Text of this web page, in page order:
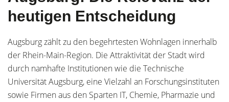
heutigen Entscheidung
Augsburg zählt zu den begehrtesten Wohnlagen innerhalb
der Rhein-Main-Region. Die Attraktivität der Stadt wird
durch namhafte Institutionen wie die Technische
Universität Augsburg, eine Vielzahl an Forschungsinstituten
sowie Firmen aus den Sparten IT, Chemie, Pharmazie und